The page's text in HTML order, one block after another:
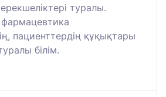
туралы.
пациенттердің құқықтары
білім.